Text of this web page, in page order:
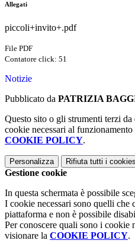
Allegati
piccoli+invito+.pdf
File PDF
Contatore click: 51
Notizie
Pubblicato da PATRIZIA
Questo sito o gli strumenti terzi
cookie necessari al
COOKIE POLICY.
Personalizza Rifiuta tutti i cookies
Gestione cookie
In questa schermata è possibile
I cookie necessari sono quelli che
piattaforma e non è possibile
Per conoscere quali sono i cookie
visionare la COOKIE POLICY.